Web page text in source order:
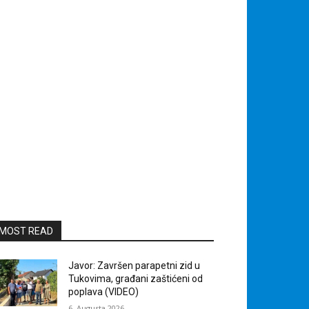
READ
Javor: Završen parapetni zid u
Tukovima, građani zaštićeni od
poplava (VIDEO)